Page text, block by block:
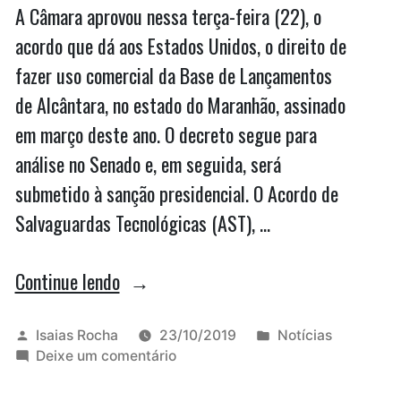
A Câmara aprovou nessa terça-feira (22), o
acordo que dá aos Estados Unidos, o direito de
fazer uso comercial da Base de Lançamentos
de Alcântara, no estado do Maranhão, assinado
em março deste ano. O decreto segue para
análise no Senado e, em seguida, será
submetido à sanção presidencial. O Acordo de
Salvaguardas Tecnológicas (AST), …
Continue lendo“Câmara
acordo
de
Publicado
por
Isaias Rocha 23/10/2019
Publicado
Notícias
Deixe um comentárioem